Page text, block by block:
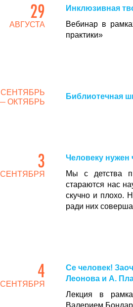
29
АВГУСТА
Инклюзивная
Вебинар в
практики»
СЕНТЯБРЬ
ОКТЯБРЬ
Библиотечная
3
СЕНТЯБРЯ
Человеку нужен
Мы с детства
стараются нас
скучно и плохо.
ради них
4
СЕНТЯБРЯ
Се человек!
Леонова и А.
Лекция в
Валерием